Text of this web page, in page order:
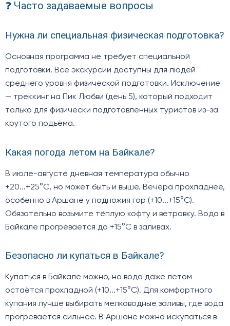
❓ Часто задаваемые вопросы
Нужна ли специальная физическая подготовка?
Основная программа не требует специальной
подготовки. Все экскурсии доступны для людей
среднего уровня физической подготовки. Исключение
— треккинг на Пик Любви (день 5), который подходит
только для физически подготовленных туристов из-за
крутого подъёма.
Какая погода летом на Байкале?
В июле-августе дневная температура обычно
+20...+25°C, но может быть и выше. Вечера прохладнее,
особенно в Аршане у подножия гор (+10...+15°C).
Обязательно возьмите тёплую кофту и ветровку. Вода в
Байкале прогревается до +15°C в заливах.
Безопасно ли купаться в Байкале?
Купаться в Байкале можно, но вода даже летом
остаётся прохладной (+10...+15°C). Для комфортного
купания лучше выбирать мелководные заливы, где вода
прогревается сильнее. В Аршане можно искупаться в